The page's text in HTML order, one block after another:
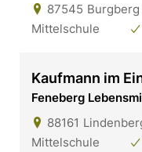
87545 Burgberg
Mittelschule
Kaufmann im
Feneberg
88161
Mittelschule